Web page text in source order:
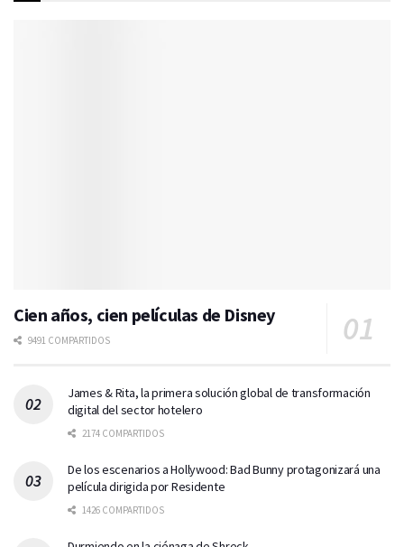
Cien años, cien películas de Disney
9491 COMPARTIDOS
James & Rita, la primera solución global de transformación
digital del sector hotelero
2174 COMPARTIDOS
De los escenarios a Hollywood: Bad Bunny protagonizará una
película dirigida por Residente
1426 COMPARTIDOS